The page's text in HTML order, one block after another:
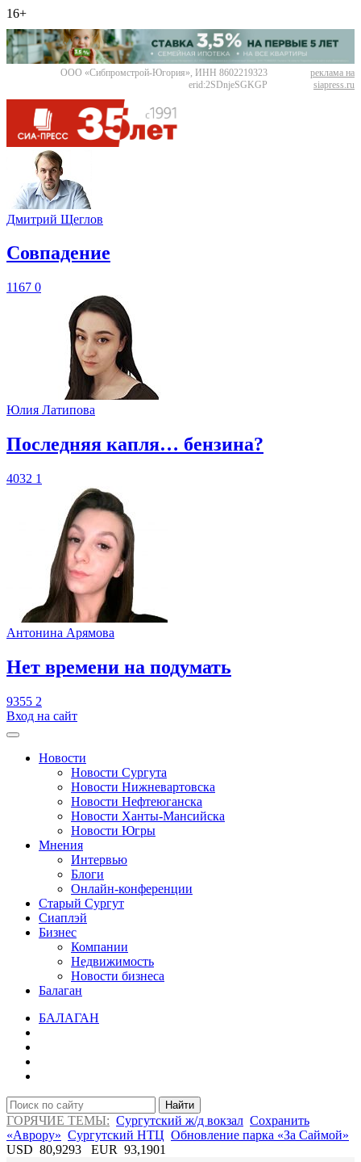
16+
ООО «Сибпромстрой-Югория», ИНН 8602219323
erid:2SDnjeSGKGP
реклама на
siapress.ru
Дмитрий Щеглов
​Совпадение
1167 0
Юлия Латипова
​Последняя капля… бензина?
4032 1
Антонина Арямова
​Нет времени на подумать
9355 2
Вход на сайт
Новости
Новости Сургута
Новости Нижневартовска
Новости Нефтеюганска
Новости Ханты-Мансийска
Новости Югры
Мнения
Интервью
Блоги
Онлайн-конференции
Старый Сургут
Сиаплэй
Бизнес
Компании
Недвижимость
Новости бизнеса
Балаган
БАЛАГАН
Найти
ГОРЯЧИЕ ТЕМЫ: Сургутский ж/д вокзал Сохранить
«Аврору» Сургутский НТЦ Обновление парка «За Саймой»
USD 80,9293 EUR 93,1901